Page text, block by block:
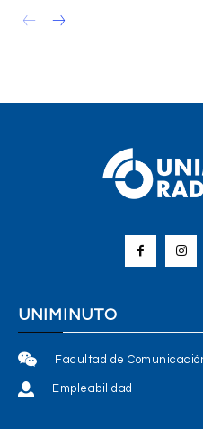
UNIMINUTO
Facultad de
Empleabilidad